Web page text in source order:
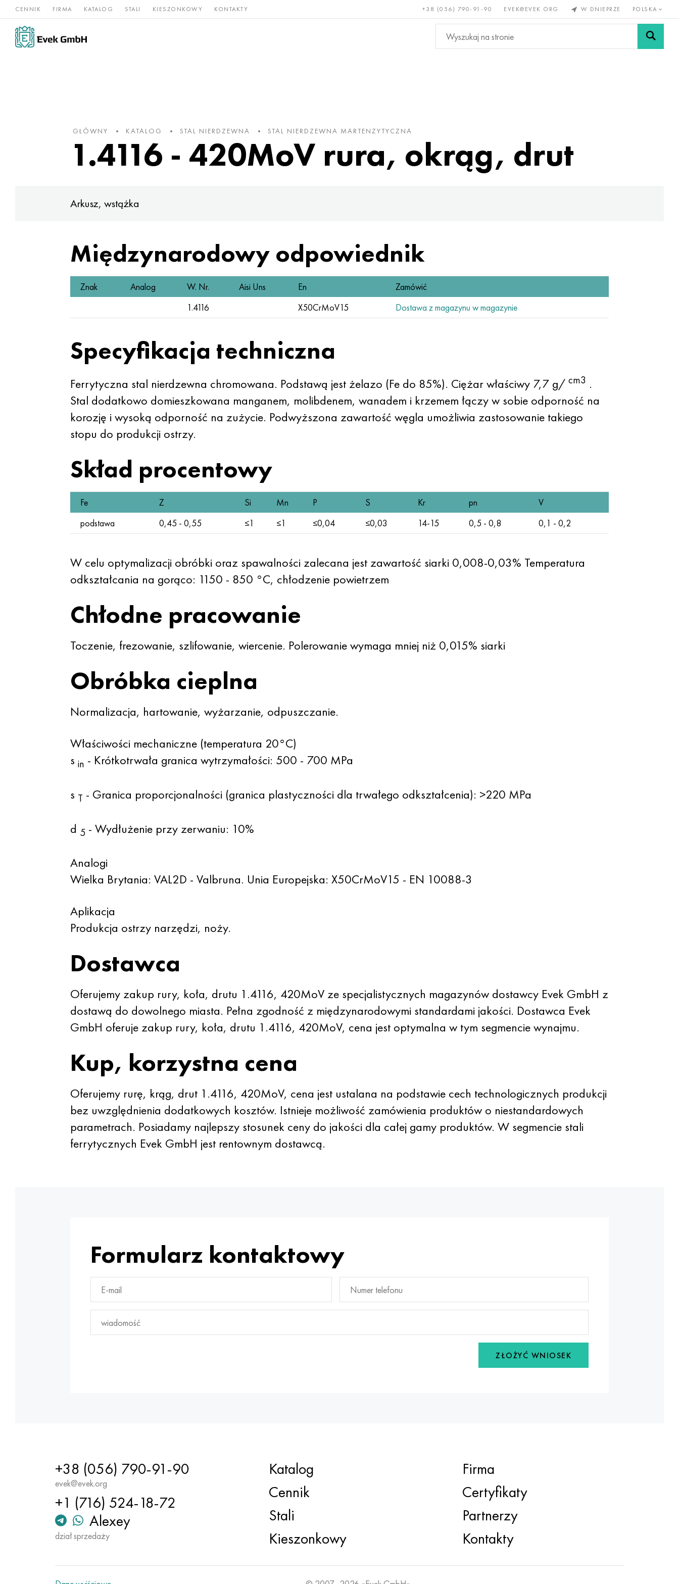
CENNIK FIRMA KATALOG STALI KIESZONKOWY KONTAKTY +38 (056) 790-91-90 EVEK@EVEK.ORG W DNIEPRZE POLSKA
Stopy
niklu
Stal Rzadkie i Brąz, miedź, Metale
nieżelazne
Stali Siatki i
GŁÓWNY KATALOG STAL NIERDZEWNA STAL NIERDZEWNA MARTENZYTYCZNA
1.4116 - 420MoV rura, okrąg, drut
Arkusz, wstążka
Międzynarodowy odpowiednik
Znak Analog W. Nr. Aisi Uns En
Zamówić
1.4116
X50CrMoV15 Dostawa z magazynu w magazynie
Specyfikacja techniczna
Ferrytyczna stal nierdzewna chromowana. Podstawą jest żelazo (Fe do 85%). Ciężar właściwy 7,7 g/ cm3 .
Stal dodatkowo domieszkowana manganem, molibdenem, wanadem i krzemem łączy w sobie odporność na
korozję i wysoką odporność na zużycie. Podwyższona zawartość węgla umożliwia zastosowanie takiego
stopu do produkcji ostrzy.
Skład procentowy
Fe Z Si Mn P S Kr pn
V
podstawa
0,45 - 0,55 ≤1 ≤1 ≤0,04 ≤0,03 14-15 0,5 - 0,8 0,1 - 0,2
W celu optymalizacji obróbki oraz spawalności zalecana jest zawartość siarki 0,008-0,03% Temperatura
odkształcania na gorąco: 1150 - 850 °C, chłodzenie powietrzem
Chłodne pracowanie
Toczenie, frezowanie, szlifowanie, wiercenie. Polerowanie wymaga mniej niż 0,015% siarki
Obróbka cieplna
Normalizacja, hartowanie, wyżarzanie, odpuszczanie.
Właściwości mechaniczne (temperatura 20°C)
s in - Krótkotrwała granica wytrzymałości: 500 - 700 MPa
s T - Granica proporcjonalności (granica plastyczności dla trwałego odkształcenia): >220 MPa
d 5- Wydłużenie przy zerwaniu: 10%
Analogi
Wielka Brytania: VAL2D - Valbruna. Unia Europejska: X50CrMoV15 - EN 10088-3
Aplikacja
Produkcja ostrzy narzędzi, noży.
Dostawca
Oferujemy zakup rury, koła, drutu 1.4116, 420MoV ze specjalistycznych magazynów dostawcy Evek GmbH z
dostawą do dowolnego miasta. Pełna zgodność z międzynarodowymi standardami jakości. Dostawca Evek
GmbH oferuje zakup rury, koła, drutu 1.4116, 420MoV, cena jest optymalna w tym segmencie wynajmu.
Kup, korzystna cena
Oferujemy rurę, krąg, drut 1.4116, 420MoV, cena jest ustalana na podstawie cech technologicznych produkcji
bez uwzględnienia dodatkowych kosztów. Istnieje możliwość zamówienia produktów o niestandardowych
parametrach. Posiadamy najlepszy stosunek ceny do jakości dla całej gamy produktów. W segmencie stali
ferrytycznych Evek GmbH jest rentownym dostawcą.
Formularz kontaktowy
ZŁOŻYĆ WNIOSEK
+38 (056) 790-91-90
evek@evek.org
+1 (716) 524-18-72
Alexey
dział sprzedaży
Katalog
Cennik
Stali
Kieszonkowy
Firma
Certyfikaty
Partnerzy
Kontakty